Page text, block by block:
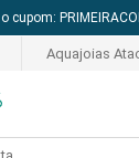
cupom:
Aquajoias